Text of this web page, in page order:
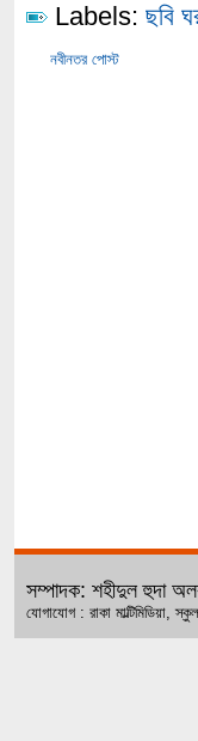
Labels: ছবি
নবীনতর পোস্ট
সম্পাদক: শহীদুল হুদা
যোগাযোগ : রাকা